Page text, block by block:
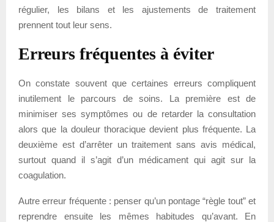
régulier, les bilans et les ajustements de traitement
prennent tout leur sens.
Erreurs fréquentes à éviter
On constate souvent que certaines erreurs compliquent
inutilement le parcours de soins. La première est de
minimiser ses symptômes ou de retarder la consultation
alors que la douleur thoracique devient plus fréquente. La
deuxième est d’arrêter un traitement sans avis médical,
surtout quand il s’agit d’un médicament qui agit sur la
coagulation.
Autre erreur fréquente : penser qu’un pontage “règle tout” et
reprendre ensuite les mêmes habitudes qu’avant. En